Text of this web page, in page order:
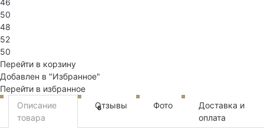
46
50
48
52
50
Перейти в корзину
Добавлен в "Избранное"
Перейти в избранное
Описание
товара
Отзывы
6 Фото
Доставка и
оплата